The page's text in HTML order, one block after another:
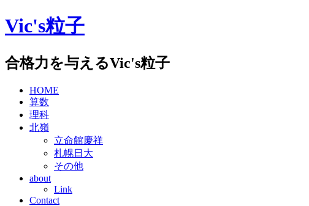
Skip
to
Vic's粒子
合格力を与えるVic's粒子
HOME
算数
理科
北嶺
立命館慶祥
札幌日大
その他
about
Link
Contact